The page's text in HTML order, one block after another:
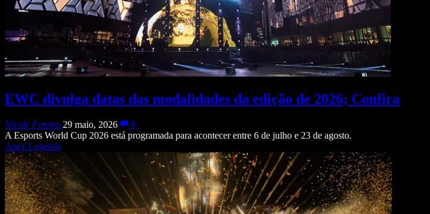
EWC divulga datas das modalidades da edição de 2026; Confira
Nicole Pereira 29 maio, 2026
0
A Esports World Cup 2026 está programada para acontecer entre 6 de julho e 23 de agosto.
Apex Legends